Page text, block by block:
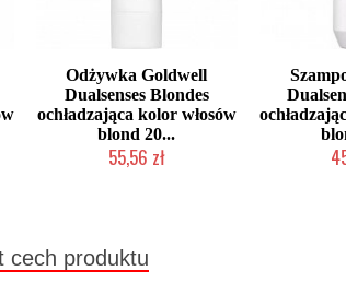
Odżywka Goldwell
Dualsenses Blondes
ochładzająca kolor włosów
blond 20...
55,56 zł
cech produktu